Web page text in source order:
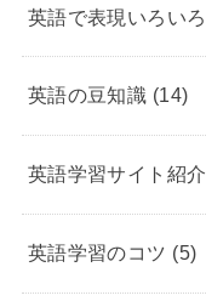
英語で表現いろいろ
英語の豆知識 (14)
英語学習サイト紹介
英語学習のコツ (5)